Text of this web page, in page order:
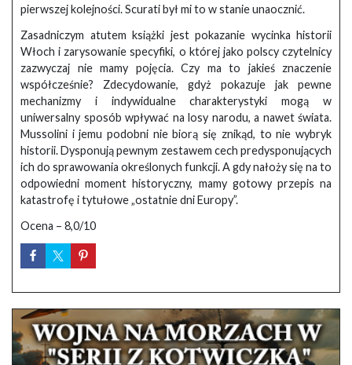
pierwszej kolejności. Scurati był mi to w stanie unaocznić.
Zasadniczym atutem książki jest pokazanie wycinka historii
Włoch i zarysowanie specyfiki, o której jako polscy czytelnicy
zazwyczaj nie mamy pojęcia. Czy ma to jakieś znaczenie
współcześnie? Zdecydowanie, gdyż pokazuje jak pewne
mechanizmy i indywidualne charakterystyki mogą w
uniwersalny sposób wpływać na losy narodu, a nawet świata.
Mussolini i jemu podobni nie biorą się znikąd, to nie wybryk
historii. Dysponują pewnym zestawem cech predysponujących
ich do sprawowania określonych funkcji. A gdy nałoży się na to
odpowiedni moment historyczny, mamy gotowy przepis na
katastrofę i tytułowe „ostatnie dni Europy”.
Ocena – 8,0/10